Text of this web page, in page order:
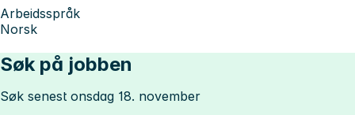
Arbeidsspråk
Norsk
Søk på jobben
Søk senest onsdag 18. november